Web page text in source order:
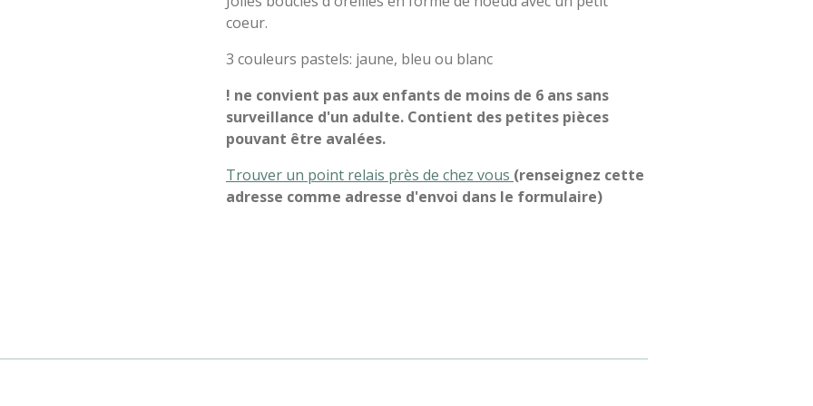
coeur.
3 couleurs pastels: jaune, bleu ou blanc
! ne convient pas aux enfants de moins de 6 ans sans
surveillance d'un adulte. Contient des petites pièces
pouvant être avalées.
Trouver un point relais près de chez vous (renseignez cette
adresse comme adresse d'envoi dans le formulaire)